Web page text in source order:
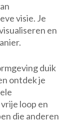
visie. Je
en
duik
ontdek je
loop en
die anderen